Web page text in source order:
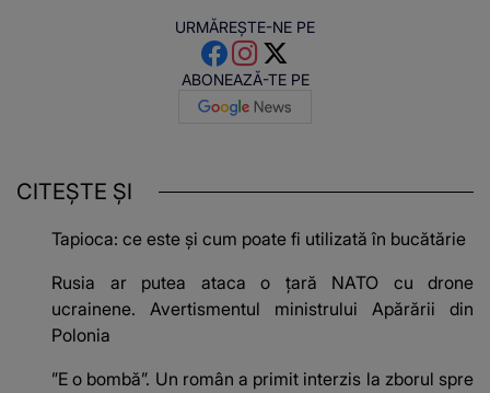
URMĂREȘTE-NE PE
ABONEAZĂ-TE PE
CITEȘTE ȘI
Tapioca: ce este și cum poate fi utilizată în bucătărie
Rusia ar putea ataca o țară NATO cu drone
ucrainene. Avertismentul ministrului Apărării din
Polonia
”E o bombă”. Un român a primit interzis la zborul spre